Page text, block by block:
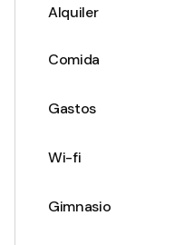
Alquiler
Comida
Gastos
Wi-fi
Gimnasio